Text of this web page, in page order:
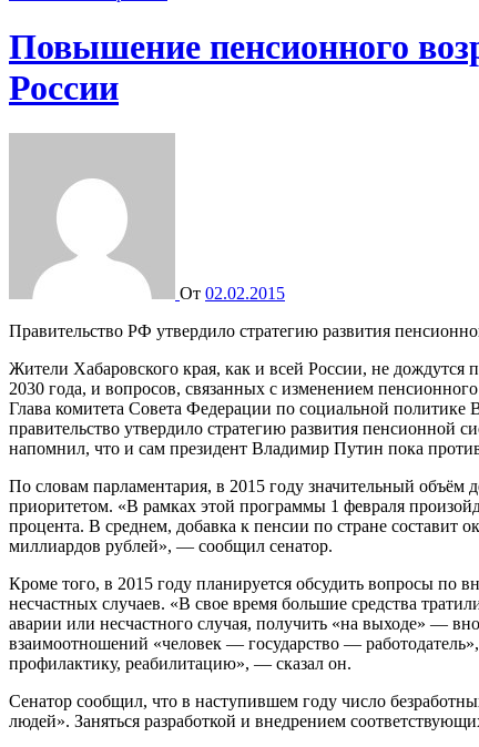
Повышение пенсионного
России
От 02.02.2015
Правительство РФ утвердило стратегию развития
Жители Хабаровского края, как и всей России, не
2030 года, и вопросов, связанных с изменением
Глава комитета Совета Федерации по социальной политике
правительство утвердило стратегию развития пенсионной
напомнил, что и сам президент Владимир Путин пока
По словам парламентария, в 2015 году значительный объём
приоритетом. «В рамках этой программы 1 февраля
процента. В среднем, добавка к пенсии по стране составит
миллиардов рублей», — сообщил сенатор.
Кроме того, в 2015 году планируется обсудить вопросы по
несчастных случаев. «В свое время большие средства
аварии или несчастного случая, получить «на выходе» —
взаимоотношений «человек — государство —
профилактику, реабилитацию», — сказал он.
Сенатор сообщил, что в наступившем году число
людей». Заняться разработкой и внедрением